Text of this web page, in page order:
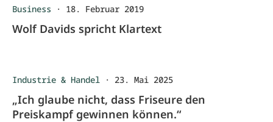
Business · 18. Februar 2019
Wolf Davids spricht Klartext
Industrie & Handel · 23. Mai 2025
„Ich glaube nicht, dass Friseure den
Preiskampf gewinnen können.“